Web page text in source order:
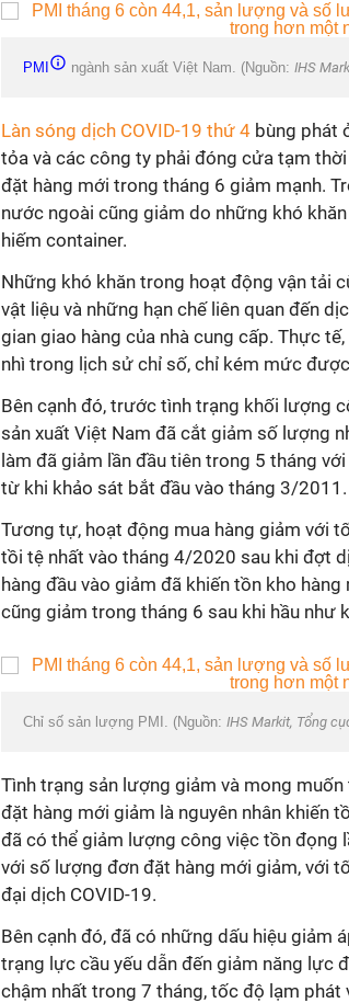
PMI ngành sản xuất Việt Nam. (Nguồn: IHS
Làn sóng dịch COVID-19 thứ 4 bùng phát
tỏa và các công ty phải đóng cửa tạm
đặt hàng mới trong tháng 6 giảm mạnh.
nước ngoài cũng giảm do những khó
hiếm container.
Những khó khăn trong hoạt động vận tải
vật liệu và những hạn chế liên quan đến
gian giao hàng của nhà cung cấp. Thực
nhì trong lịch sử chỉ số, chỉ kém mức
Bên cạnh đó, trước tình trạng khối lượng
sản xuất Việt Nam đã cắt giảm số lượng
làm đã giảm lần đầu tiên trong 5 tháng
từ khi khảo sát bắt đầu vào tháng 3/2011.
Tương tự, hoạt động mua hàng giảm với
tồi tệ nhất vào tháng 4/2020 sau khi đợt
hàng đầu vào giảm đã khiến tồn kho
cũng giảm trong tháng 6 sau khi hầu như
Chỉ số sản lượng PMI. (Nguồn: IHS Markit, Tổng
Tình trạng sản lượng giảm và mong
đặt hàng mới giảm là nguyên nhân khiến
đã có thể giảm lượng công việc tồn đọng
với số lượng đơn đặt hàng mới giảm, với
đại dịch COVID-19.
Bên cạnh đó, đã có những dấu hiệu giảm
trạng lực cầu yếu dẫn đến giảm năng lực
chậm nhất trong 7 tháng, tốc độ lạm